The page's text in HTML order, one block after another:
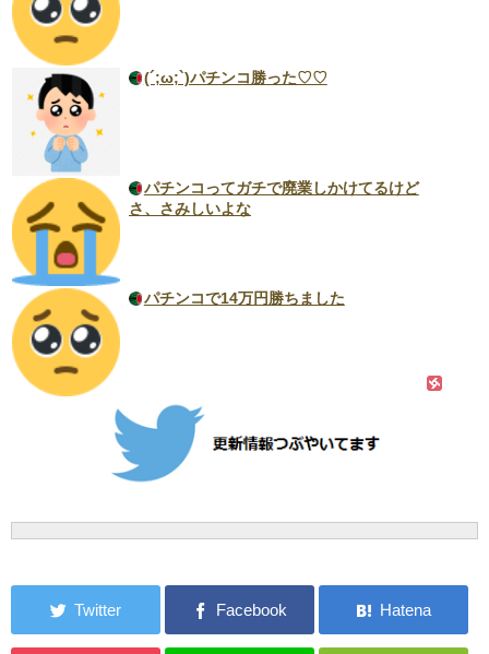
(´;ω;`)パチンコ勝った♡♡
パチンコってガチで廃業しかけてるけど
さ、さみしいよな
パチンコで14万円勝ちました